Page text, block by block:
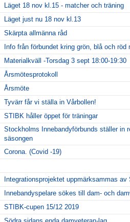
Läget 18 nov kl.15 - matcher och träning
Läget just nu 18 nov kl.13
Skärpta allmänna råd
Info från förbundet kring grön, blå och röd
Materialkväll -Torsdag 3 sept 18:00-19:30
Årsmötesprotokoll
Årsmöte
Tyvärr får vi ställa in Vårbollen!
STIBK håller öppet för träningar
Stockholms Innebandyförbunds ställer in
säsongen
Corona. (Covid -19)
Integrationsprojektet uppmärksammas av
Innebandyspelare sökes till dam- och
STIBK-cupen 15/12 2019